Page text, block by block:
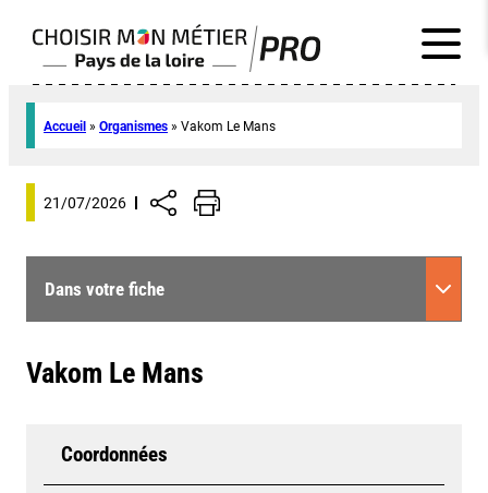
Accueil » Organismes » Vakom Le Mans
21/07/2026
Dans votre fiche
Vakom Le Mans
Coordonnées